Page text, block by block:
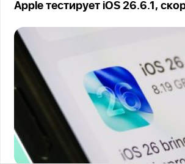
Apple тестирует iOS 26.6.1,